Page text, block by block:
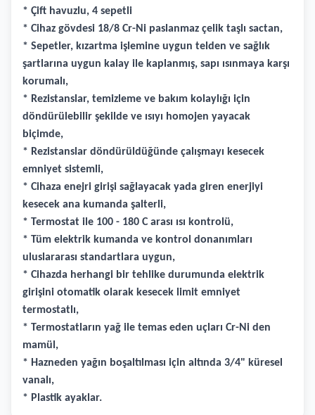
* Çift havuzlu, 4 sepetli
* Cihaz gövdesi 18/8 Cr-Ni paslanmaz çelik taşlı sactan,
* Sepetler, kızartma işlemine uygun telden ve sağlık
şartlarına uygun kalay ile kaplanmış, sapı ısınmaya karşı
korumalı,
* Rezistanslar, temizleme ve bakım kolaylığı için
döndürülebilir şekilde ve ısıyı homojen yayacak
biçimde,
* Rezistanslar döndürüldüğünde çalışmayı kesecek
emniyet sistemli,
* Cihaza enejri girişi sağlayacak yada giren enerjiyi
kesecek ana kumanda şalterli,
* Termostat ile 100 - 180 C arası ısı kontrolü,
* Tüm elektrik kumanda ve kontrol donanımları
uluslararası standartlara uygun,
* Cihazda herhangi bir tehlike durumunda elektrik
girişini otomatik olarak kesecek limit emniyet
termostatlı,
* Termostatların yağ ile temas eden uçları Cr-Ni den
mamül,
* Hazneden yağın boşaltılması için altında 3/4" küresel
vanalı,
* Plastik ayaklar.